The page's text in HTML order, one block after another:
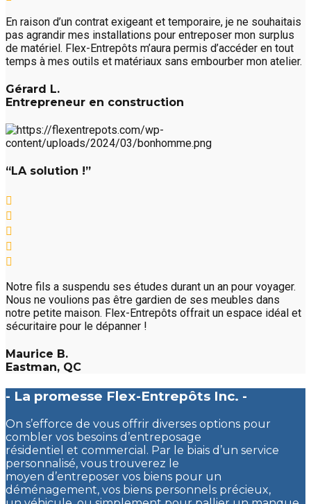
En raison d’un contrat exigeant et temporaire, je ne souhaitais
pas agrandir mes installations pour entreposer mon surplus
de matériel. Flex-Entrepôts m’aura permis d’accéder en tout
temps à mes outils et matériaux sans embourber mon atelier.
Gérard L.
Entrepreneur en construction
“LA solution !”
Notre fils a suspendu ses études durant un an pour voyager.
Nous ne voulions pas être gardien de ses meubles dans
notre petite maison. Flex-Entrepôts offrait un espace idéal et
sécuritaire pour le dépanner !
Maurice B.
Eastman, QC
- La promesse Flex-Entrepôts Inc. -
On s’efforce de vous offrir diverses options pour
combler vos besoins d’entreposage
résidentiel et commercial. Par le biais d’un service
personnalisé, vous trouverez le
moyen d’entreposer vos biens pour un
déménagement, vos biens personnels précieux,